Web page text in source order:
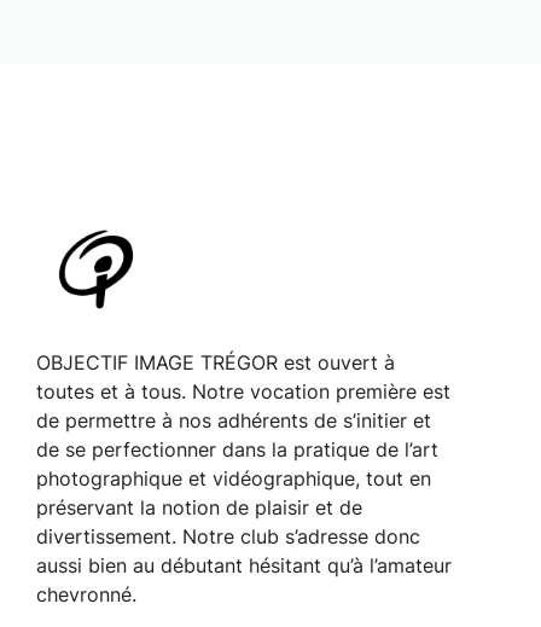
v
è
e
m
e
n
t
OBJECTIF IMAGE TRÉGOR est ouvert à
toutes et à tous. Notre vocation première est
de permettre à nos adhérents de s’initier et
de se perfectionner dans la pratique de l’art
photographique et vidéographique, tout en
préservant la notion de plaisir et de
divertissement. Notre club s’adresse donc
aussi bien au débutant hésitant qu’à l’amateur
chevronné.